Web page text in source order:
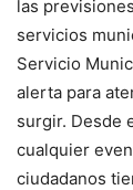
las
servicios
Servicio
alerta para
surgir. Desde
cualquier
ciudadanos